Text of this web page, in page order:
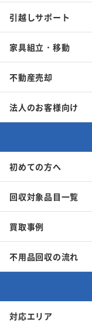
引越しサポート
家具組立・ 移動
不動産売却
法人のお客様向け
初めての方へ
回収対象品目一覧
買取事例
不用品回収の流れ
対応エリア